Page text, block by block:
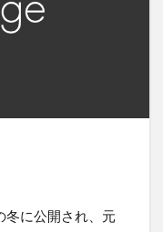
冬に公開され、元